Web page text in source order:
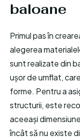
baloane
Primul pas în
alegerea
sunt realizate din
ușor de umflat,
forme. Pentru a
structurii, este
aceeași
încât să nu existe